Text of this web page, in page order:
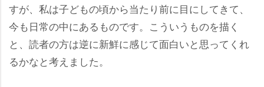
すが、私は子どもの頃から当たり前に目にしてきて、
今も日常の中にあるものです。こういうものを描く
と、読者の方は逆に新鮮に感じて面白いと思ってくれ
るかなと考えました。